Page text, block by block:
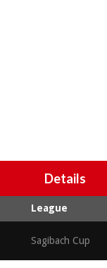
Details
League
Sagibach Cup